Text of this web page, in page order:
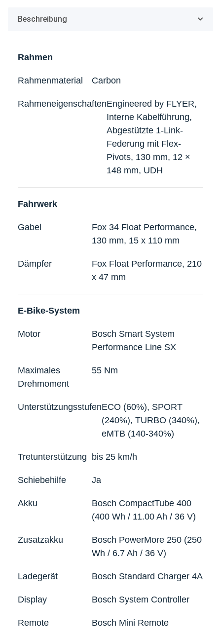
Beschreibung
Rahmen
Rahmenmaterial Carbon
RahmeneigenschaftenEngineered by FLYER,
Interne Kabelführung,
Abgestützte 1-Link-
Federung mit Flex-
Pivots, 130 mm, 12 ×
148 mm, UDH
Fahrwerk
Gabel
Fox 34 Float Performance,
130 mm, 15 x 110 mm
Dämpfer
Fox Float Performance, 210
x 47 mm
E-Bike-System
Motor
Bosch Smart System
Performance Line SX
Maximales
Drehmoment
55 Nm
UnterstützungsstufenECO (60%), SPORT
(240%), TURBO (340%),
eMTB (140-340%)
Tretunterstützung bis 25 km/h
Schiebehilfe Ja
Akku
Bosch CompactTube 400
(400 Wh / 11.00 Ah / 36 V)
Zusatzakku
Bosch PowerMore 250 (250
Wh / 6.7 Ah / 36 V)
Ladegerät Bosch Standard Charger 4A
Display Bosch System Controller
Remote Bosch Mini Remote